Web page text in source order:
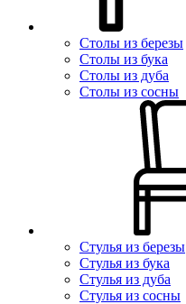
Столы из березы
Столы из бука
Столы из дуба
Столы из сосны
Стулья из березы
Стулья из бука
Стулья из дуба
Стулья из сосны